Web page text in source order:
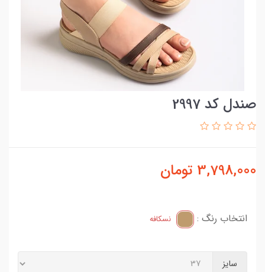
صندل کد 2997
3,798,000 تومان
انتخاب رنگ : نسکافه
سایز